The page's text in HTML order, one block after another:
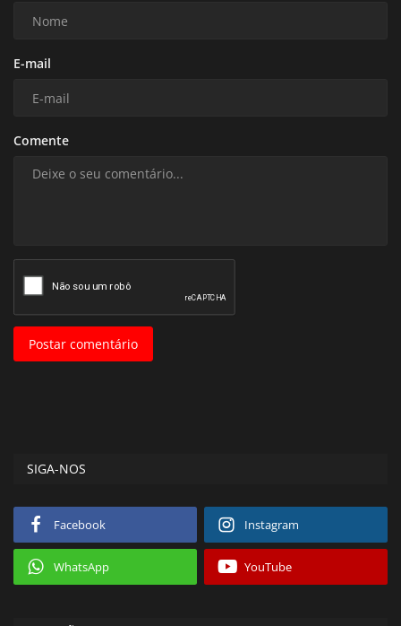
E-mail
Comente
Postar comentário
SIGA-NOS
Facebook Instagram
WhatsApp YouTube